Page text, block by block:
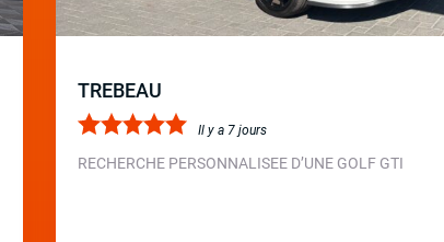
TREBEAU
Il y a 7 jours
RECHERCHE PERSONNALISEE D’UNE GOLF GTI